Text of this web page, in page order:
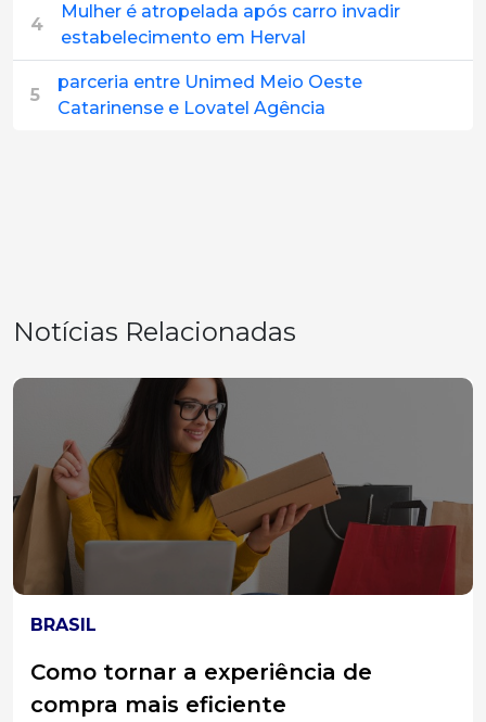
4
Mulher é atropelada após carro invadir
estabelecimento em Herval
5
parceria entre Unimed Meio Oeste
Catarinense e Lovatel Agência
Notícias Relacionadas
ELEIÇÕES 2026
MPT-SC divulga acórdão do TST que
condenou Associações Empresariais